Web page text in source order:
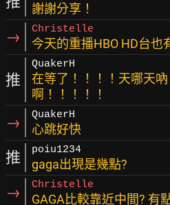
謝謝分享！
→ Christelle
今天的重播HBO HD台也
推
QuakerH
在等了！！！！天哪天
啊！！！！！
→ QuakerH
心跳好快
推 poiu1234
gaga出現是幾點?
→ Christelle
GAGA比較靠近中間? 有